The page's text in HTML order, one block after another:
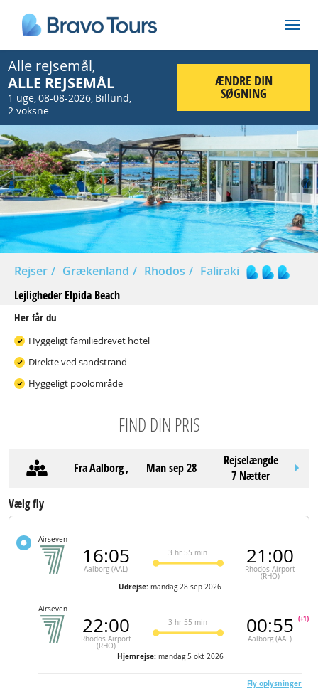
Alle rejsemål,
ALLE REJSEMÅL
1 uge,08-08-2026, Billund,
2 voksne
ÆNDRE DIN
SØGNING
Prev
Rejser Grækenland Rhodos
Faliraki
Lejligheder Elpida Beach
Her får du
Hyggeligt familiedrevet hotel
Direkte ved sandstrand
Hyggeligt poolområde
FIND DIN PRIS
FraAalborg, man sep 28
Rejselængde
7 Nætter
Vælg fly
Airseven
16:05
Aalborg (AAL)
3 hr 55 min 21:00
Rhodos Airport
(RHO)
Udrejse: mandag 28 sep 2026
Airseven
22:00
Rhodos Airport
(RHO)
3 hr 55 min 00:55
Aalborg (AAL)
(+1)
Hjemrejse: mandag 5 okt 2026
Fly oplysninger